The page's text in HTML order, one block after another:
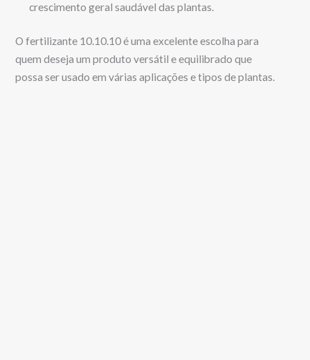
crescimento geral saudável das plantas.
O fertilizante 10.10.10 é uma excelente escolha para
quem deseja um produto versátil e equilibrado que
possa ser usado em várias aplicações e tipos de plantas.